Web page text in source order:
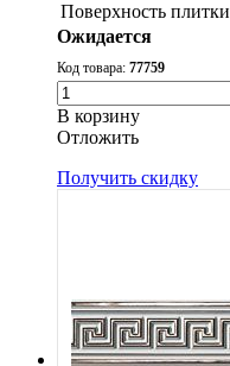
Поверхность плитки
Ожидается
Код товара: 77759
В корзину
Oтложить
Получить скидку